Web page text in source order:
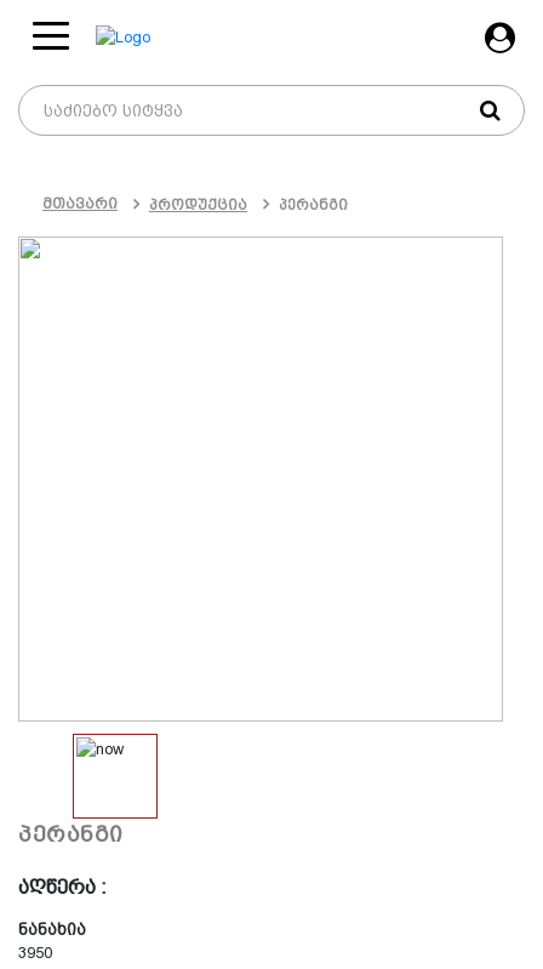
მთავარი პროდუქცია პერანგი
პერანგი
აღწერა :
ნანახია
3950